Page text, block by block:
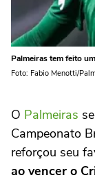
Palmeiras tem feito
Foto: Fabio Menotti/
O Palmeiras
Campeonato
reforçou seu
ao vencer o